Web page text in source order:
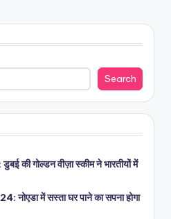
Search
की गोल्डन वीज़ा स्कीम ने भारतीयों में
में सस्ता घर पाने का सपना होगा